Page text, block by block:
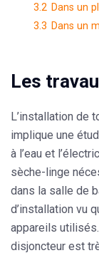
3.2 Dans un
3.3 Dans un
Les
L’installation de
implique une
à l’eau et
sèche-linge
dans la salle de
d’installation vu
appareils utilisés.
disjoncteur est